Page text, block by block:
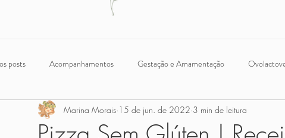
posts Acompanhamentos Gestação e Amamentação
Sobremesas Café da Manhã e Lanches Legumes e Verduras
Marina Morais 15 de jun. de 2022 3 min de leitura